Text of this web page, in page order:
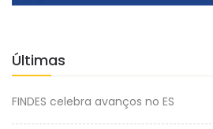
Últimas
FINDES celebra avanços no ES